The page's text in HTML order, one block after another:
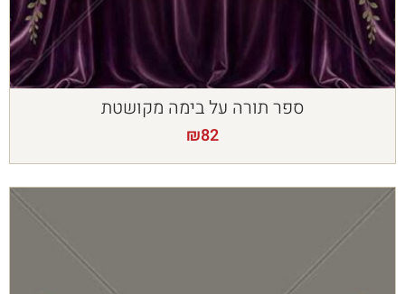
ספר תורה על בימה מקושטת
₪82